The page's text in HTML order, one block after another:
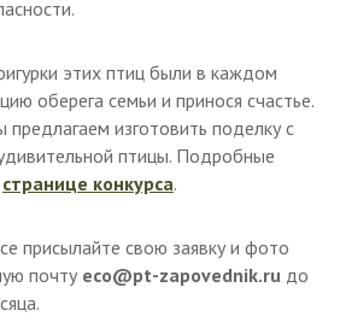
этих птиц были в каждом
оберега семьи и принося счастье.
предлагаем изготовить поделку с
птицы. Подробные
странице конкурса.
присылайте свою заявку и фото
почту eco@pt-zapovednik.ru до